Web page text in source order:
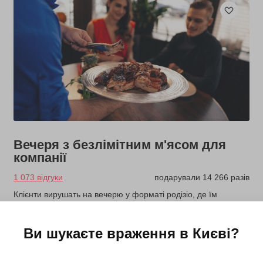
Вечеря з безлімітним м'ясом для
компанії
1 073 відгуки
подарували 14 266 разів
Клієнти вирушать на вечерю у форматі родізіо, де їм
2 год.
Ви шукаєте враження в Києві?